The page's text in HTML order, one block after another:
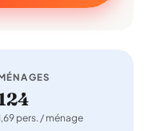
pers. / ménage